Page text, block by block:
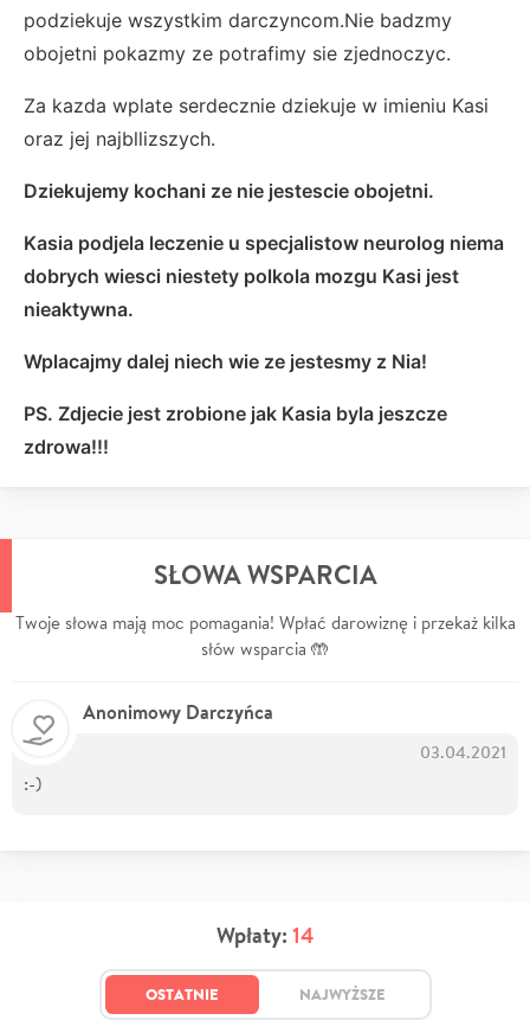
podziekuje wszystkim darczyncom.Nie badzmy
obojetni pokazmy ze potrafimy sie zjednoczyc.
Za kazda wplate serdecznie dziekuje w imieniu Kasi
oraz jej najbllizszych.
Dziekujemy kochani ze nie jestescie obojetni.
Kasia podjela leczenie u specjalistow neurolog niema
dobrych wiesci niestety polkola mozgu Kasi jest
nieaktywna.
Wplacajmy dalej niech wie ze jestesmy z Nia!
PS. Zdjecie jest zrobione jak Kasia byla jeszcze
zdrowa!!!
SŁOWA WSPARCIA
Twoje słowa mają moc pomagania! Wpłać darowiznę i przekaż kilka
słów wsparcia 🤲
Anonimowy Darczyńca
03.04.2021
:-)
Wpłaty: 14
OSTATNIE NAJWYŻSZE